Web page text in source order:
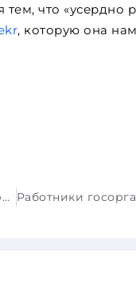
что «усердно
, которую она
После Гран-при Азербайджана FIA может скорректировать правила